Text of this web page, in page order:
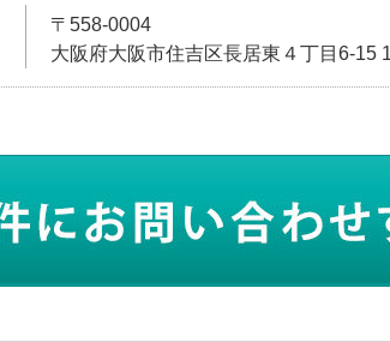
〒558-0004
大阪府大阪市住吉区長居東４丁目6-15